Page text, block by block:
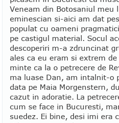
Veneam din Botosaniul meu
eminescian si-aici am dat
populat cu oameni
pe castigul material. Socul
descoperiri m-a zdruncinat
ales ca eu eram si extrem
minte ca la o petrecere de
ma luase Dan, am intalnit-o
data pe Maia Morgenstern,
cazut in adoratie. La
cum se face in Bucuresti,
suedez. Ei bine, desi imi